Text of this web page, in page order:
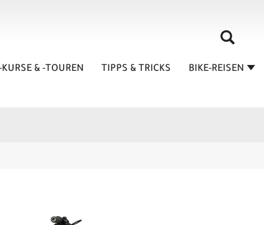
& -TOUREN TIPPS & TRICKS BIKE-REISEN